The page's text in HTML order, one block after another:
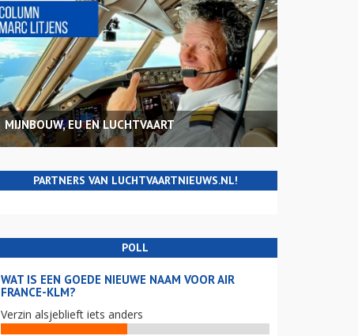
MIJNBOUW, EU EN LUCHTVAART
PARTNERS VAN LUCHTVAARTNIEUWS.NL!
POLL
WAT IS EEN GOEDE NIEUWE NAAM VOOR AIR
FRANCE-KLM?
Verzin alsjeblieft iets anders